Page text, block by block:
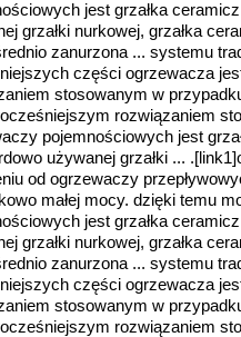
jest grzałka
grzałki nurkowej, grzałka
zanurzona ... systemu
części ogrzewacza
stosowanym w
rozwiązaniem
pojemnościowych jest
używanej grzałki ...
od ogrzewaczy
małej mocy. dzięki temu
jest grzałka
grzałki nurkowej, grzałka
zanurzona ... systemu
części ogrzewacza
stosowanym w
rozwiązaniem